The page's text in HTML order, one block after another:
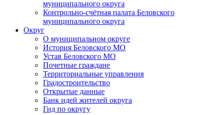
муниципального округа
Контрольно-счётная палата Беловского
муниципального округа
Округ
О муниципальном округе
История Беловского МО
Устав Беловского МО
Почетные граждане
Территориальные управления
Градостроительство
Открытые данные
Банк идей жителей округа
Гид по округу